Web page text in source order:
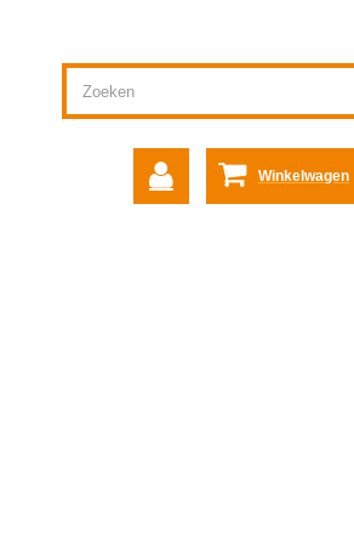
Winkelwagen